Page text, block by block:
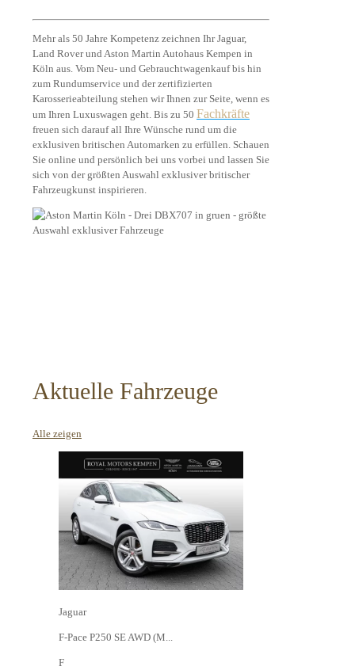
Mehr als 50 Jahre Kompetenz zeichnen Ihr Jaguar,
Land Rover und Aston Martin Autohaus Kempen in
Köln aus. Vom Neu- und Gebrauchtwagenkauf bis hin
zum Rundumservice und der zertifizierten
Karosserieabteilung stehen wir Ihnen zur Seite, wenn es
um Ihren Luxuswagen geht. Bis zu 50 Fachkräfte
freuen sich darauf all Ihre Wünsche rund um die
exklusiven britischen Automarken zu erfüllen. Schauen
Sie online und persönlich bei uns vorbei und lassen Sie
sich von der größten Auswahl exklusiver britischer
Fahrzeugkunst inspirieren.
Aktuelle Fahrzeuge
Alle zeigen
Jaguar
F-Pace P250 SE AWD (M...
F